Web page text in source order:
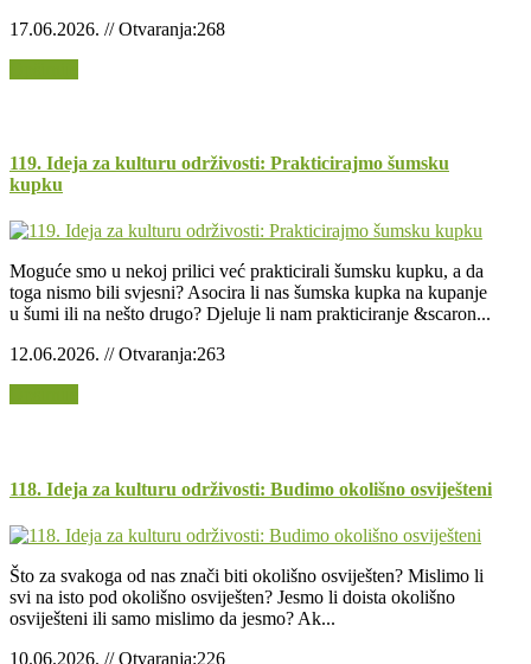
17.06.2026. // Otvaranja:268
119. Ideja za kulturu održivosti: Prakticirajmo šumsku
kupku
Moguće smo u nekoj prilici već prakticirali šumsku kupku, a da
toga nismo bili svjesni? Asocira li nas šumska kupka na kupanje
u šumi ili na nešto drugo? Djeluje li nam prakticiranje &scaron...
12.06.2026. // Otvaranja:263
118. Ideja za kulturu održivosti: Budimo okolišno osviješteni
Što za svakoga od nas znači biti okolišno osviješten? Mislimo li
svi na isto pod okolišno osviješten? Jesmo li doista okolišno
osviješteni ili samo mislimo da jesmo? Ak...
10.06.2026. // Otvaranja:226